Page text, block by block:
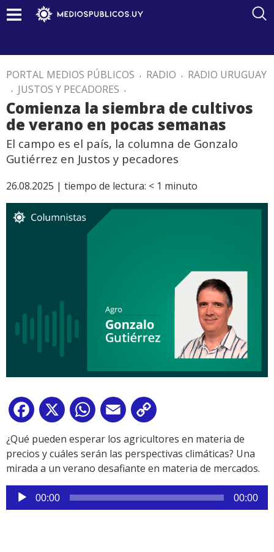
PORTAL MEDIOS PÚBLICOS . RADIO . RADIO URUGUAY
. JUSTOS Y PECADORES .
Comienza la siembra de cultivos
de verano en pocas semanas
El campo es el país, la columna de Gonzalo
Gutiérrez en Justos y pecadores
26.08.2025 | tiempo de lectura: < 1 minuto
Facebook
X WhatsApp
Email
Link
¿Qué pueden esperar los agricultores en materia de
precios y cuáles serán las perspectivas climáticas? Una
mirada a un verano desafiante en materia de mercados.
Reproductor
de
00:00 00:00